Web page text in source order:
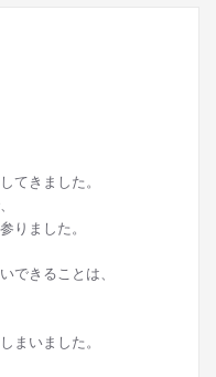
てきました。
りました。
できることは、
まいました。